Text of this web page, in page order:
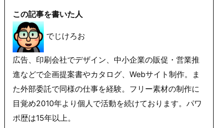
この記事を書いた人
でじけろお
広告、印刷会社でデザイン、中小企業の販促・営業推
進などで企画提案書やカタログ、Webサイト制作。ま
た外部委託で同様の仕事を経験。フリー素材の制作に
目覚め2010年より個人で活動を続けております。パワ
ポ歴は15年以上。